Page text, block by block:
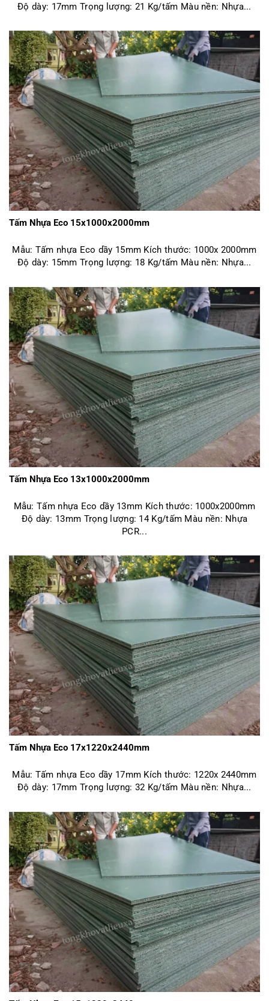
Độ dày: 17mm Trọng lượng: 21 Kg/tấm Màu nền: Nhựa...
Tấm Nhựa Eco 15x1000x2000mm
Mẫu: Tấm nhựa Eco dầy 15mm Kích thước: 1000x 2000mm
Độ dày: 15mm Trọng lượng: 18 Kg/tấm Màu nền: Nhựa...
Tấm Nhựa Eco 13x1000x2000mm
Mẫu: Tấm nhựa Eco dầy 13mm Kích thước: 1000x2000mm
Độ dày: 13mm Trọng lượng: 14 Kg/tấm Màu nền: Nhựa
PCR...
Tấm Nhựa Eco 17x1220x2440mm
Mẫu: Tấm nhựa Eco dầy 17mm Kích thước: 1220x 2440mm
Độ dày: 17mm Trọng lượng: 32 Kg/tấm Màu nền: Nhựa...